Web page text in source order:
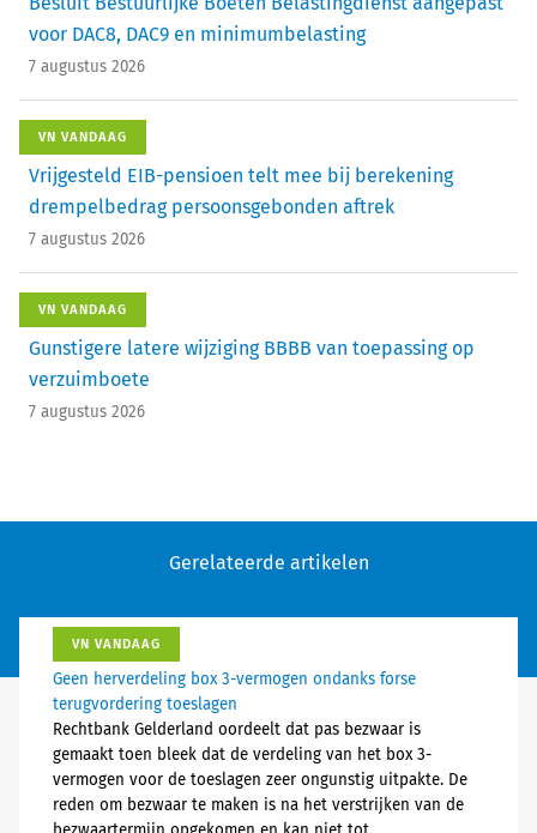
voor DAC8, DAC9 en minimumbelasting
7 augustus 2026
VN VANDAAG
Vrijgesteld EIB-pensioen telt mee bij berekening
drempelbedrag persoonsgebonden aftrek
7 augustus 2026
VN VANDAAG
Gunstigere latere wijziging BBBB van toepassing op
verzuimboete
7 augustus 2026
Gerelateerde artikelen
VN VANDAAG
Geen herverdeling box 3-vermogen ondanks forse
terugvordering toeslagen
Rechtbank Gelderland oordeelt dat pas bezwaar is
gemaakt toen bleek dat de verdeling van het box 3-
vermogen voor de toeslagen zeer ongunstig uitpakte. De
reden om bezwaar te maken is na het verstrijken van de